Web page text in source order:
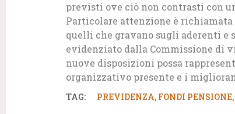
previsti ove ciò non contrasti con
Particolare attenzione è
quelli che gravano sugli aderenti
evidenziato dalla Commissione di
nuove disposizioni possa
organizzativo presente e i
TAG: PREVIDENZA, FONDI PENSIONE,